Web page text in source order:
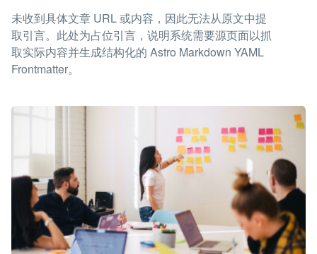
未收到具体文章 URL 或内容，因此无法从原文中提
取引言。此处为占位引言，说明系统需要源页面以抓
取实际内容并生成结构化的 Astro Markdown YAML
Frontmatter。